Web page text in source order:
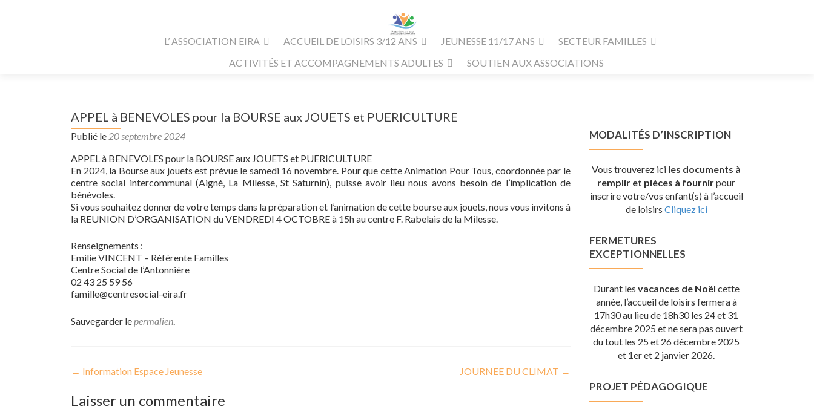
Aller au contenu principalL’ ASSOCIATION EIRA ACCUEIL DE LOISIRS 3/12 ANS JEUNESSE 11/17 ANS
SECTEUR FAMILLES
ACTIVITÉS ET ACCOMPAGNEMENTS ADULTES
SOUTIEN AUX ASSOCIATIONS
APPEL à BENEVOLES pour la BOURSE aux JOUETS et PUERICULTURE
Publié le 20 septembre 2024
APPEL à BENEVOLES pour la BOURSE aux JOUETS et PUERICULTURE
En 2024, la Bourse aux jouets est prévue le samedi 16 novembre. Pour que cette Animation Pour Tous, coordonnée par le
centre social intercommunal (Aigné, La Milesse, St Saturnin), puisse avoir lieu nous avons besoin de l’implication de
bénévoles.
Si vous souhaitez donner de votre temps dans la préparation et l’animation de cette bourse aux jouets, nous vous invitons à
la REUNION D’ORGANISATION du VENDREDI 4 OCTOBRE à 15h au centre F. Rabelais de la Milesse.
Renseignements :
Emilie VINCENT – Référente Familles
Centre Social de l’Antonnière
02 43 25 59 56
famille@centresocial-eira.fr
Sauvegarder lepermalien.
← Information Espace Jeunesse JOURNEE DU CLIMAT →
Laisser un commentaire
MODALITÉS D’INSCRIPTION
Vous trouverez ici les documents à
remplir et pièces à fournirpour
inscrire votre/vos enfant(s) à l’accueil
de loisirs Cliquez ici
FERMETURES
EXCEPTIONNELLES
Durant les vacances de Noël cette
année, l’accueil de loisirs fermera à
17h30 au lieu de 18h30 les 24 et 31
décembre 2025 et ne sera pas ouvert
du tout les 25 et 26 décembre 2025
et 1er et 2 janvier 2026.
PROJET PÉDAGOGIQUE